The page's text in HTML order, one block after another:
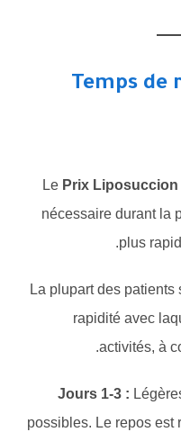
Temps
LePrix
nécessaire durant
plus
La plupart des
rapidité avec
activités,
Jours 1-3 :
possibles. Le repos